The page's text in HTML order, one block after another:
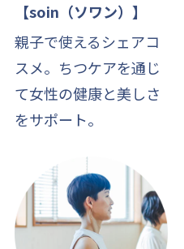
【soin（ソワン）】
親子で使えるシェアコ
スメ。ちつケアを通じ
て女性の健康と美しさ
をサポート。